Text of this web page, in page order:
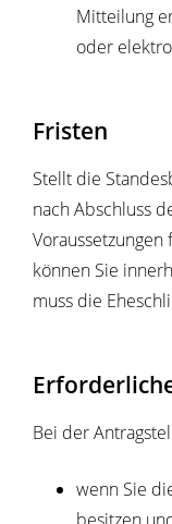
Mitteilung
oder
Fristen
Stellt die
nach Abschluss
können Sie
muss die
Bei der
wenn Sie